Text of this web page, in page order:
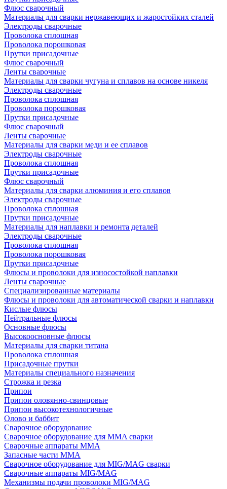
Флюс сварочный
Материалы для сварки нержавеющих и жаростойких сталей
Электроды сварочные
Проволока сплошная
Проволока порошковая
Прутки присадочные
Флюс сварочный
Ленты сварочные
Материалы для сварки чугуна и сплавов на основе никеля
Электроды сварочные
Проволока сплошная
Проволока порошковая
Прутки присадочные
Флюс сварочный
Ленты сварочные
Материалы для сварки меди и ее сплавов
Электроды сварочные
Проволока сплошная
Прутки присадочные
Флюс сварочный
Материалы для сварки алюминия и его сплавов
Электроды сварочные
Проволока сплошная
Прутки присадочные
Материалы для наплавки и ремонта деталей
Электроды сварочные
Проволока сплошная
Проволока порошковая
Прутки присадочные
Флюсы и проволоки для износостойкой наплавки
Ленты сварочные
Специализированные материалы
Флюсы и проволоки для автоматической сварки и наплавки
Кислые флюсы
Нейтральные флюсы
Основные флюсы
Высокоосновные флюсы
Материалы для сварки титана
Проволока сплошная
Присадочные прутки
Материалы специального назначения
Строжка и резка
Припои
Припои оловянно-свинцовые
Припои высокотехнологичные
Олово и баббит
Сварочное оборудование
Сварочное оборудование для MMA сварки
Сварочные аппараты MMA
Запасные части MMA
Сварочное оборудование для MIG/MAG сварки
Сварочные аппараты MIG/MAG
Механизмы подачи проволоки MIG/MAG